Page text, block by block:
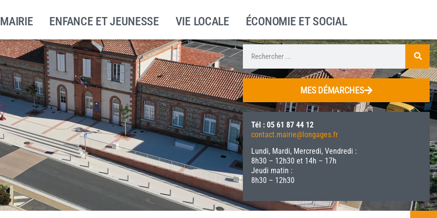
ENFANCE ET JEUNESSE VIE LOCALE ÉCONOMIE ET SOCIAL
MES DÉMARCHES
Tél : 05 61 87 44 12
contact.mairie@longages.fr
Lundi, Mardi, Mercredi, Vendredi :
8h30 – 12h30 et 14h – 17h
Jeudi matin :
8h30 – 12h30